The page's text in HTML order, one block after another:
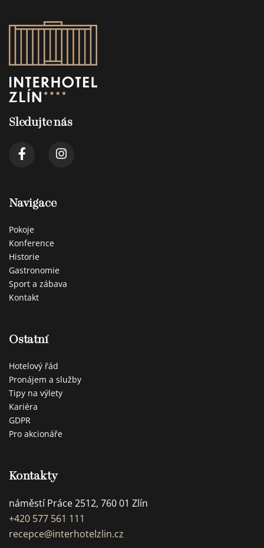
Sledujte nás
Navigace
Pokoje
Konference
Historie
Gastronomie
Sport a zábava
Kontakt
Ostatní
Hotelový řád
Pronájem a služby
Tipy na výlety
Kariéra
GDPR
Pro akcionáře
Kontakty
náměstí Práce 2512, 760 01 Zlín
+420 577 561 111
recepce@interhotelzlin.cz